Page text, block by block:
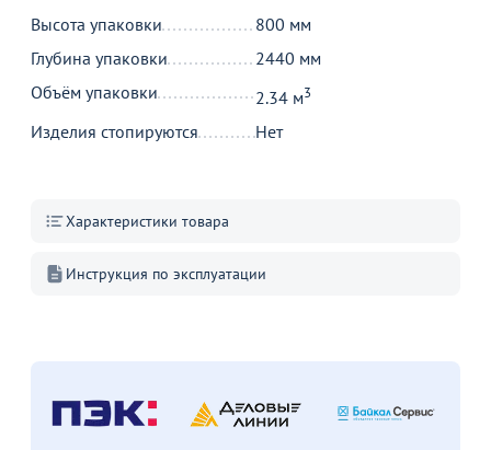
Высота упаковки
800 мм
Глубина упаковки
2440 мм
Объём упаковки
2.34 м3
Изделия стопируются Нет
Характеристики товара
Инструкция по эксплуатации
Оптовая цена
Стол криволинейный,
1600*900, венге
14
Ножки полубарные,
Стулья ИЗО с
пластиковым